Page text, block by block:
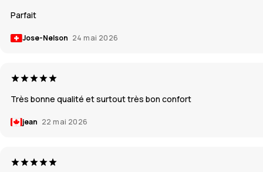
Parfait
Jose-Nelson 24 mai 2026
Très bonne qualité et surtout très bon confort
jean 22 mai 2026